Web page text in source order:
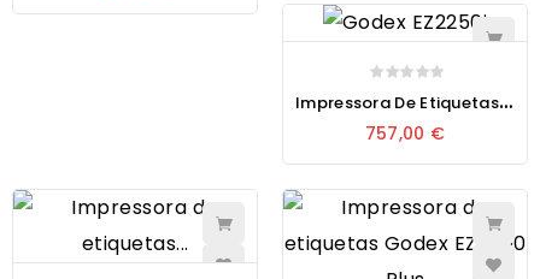
I
Mpressora De Etiquetas Térmica Godex EZ2250i
757,00 €